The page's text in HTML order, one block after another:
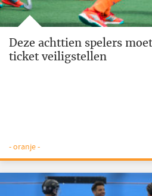
Deze achttien spelers
ticket veiligstellen
- oranje -